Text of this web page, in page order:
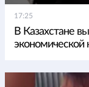
17:25
В Казахстане
экономической